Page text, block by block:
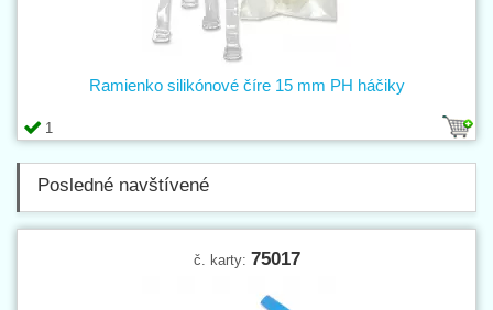
1
Ramienko silikónové číre 15 mm PH háčiky
Posledné navštívené
č. karty: 75017